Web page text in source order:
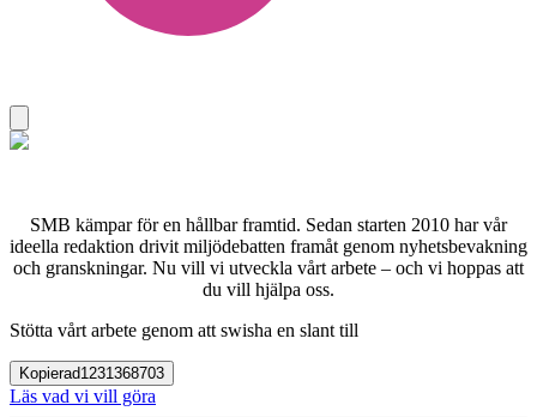
SMB kämpar för en hållbar framtid. Sedan starten 2010 har vår
ideella redaktion drivit miljödebatten framåt genom nyhetsbevakning
och granskningar. Nu vill vi utveckla vårt arbete – och vi hoppas att
du vill hjälpa oss.
Stötta vårt arbete genom att swisha en slant till
Kopierad1231368703
Läs vad vi vill göra